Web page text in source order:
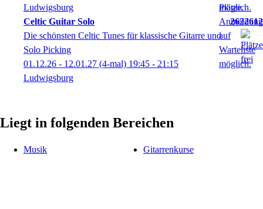
Ludwigsburg
Celtic Guitar Solo
2622612
Die schönsten Celtic Tunes für klassische Gitarre und
Solo Picking
01.12.26 - 12.01.27 (4-mal) 19:45 - 21:15
Ludwigsburg
Liegt in folgenden Bereichen
Musik Gitarrenkurse